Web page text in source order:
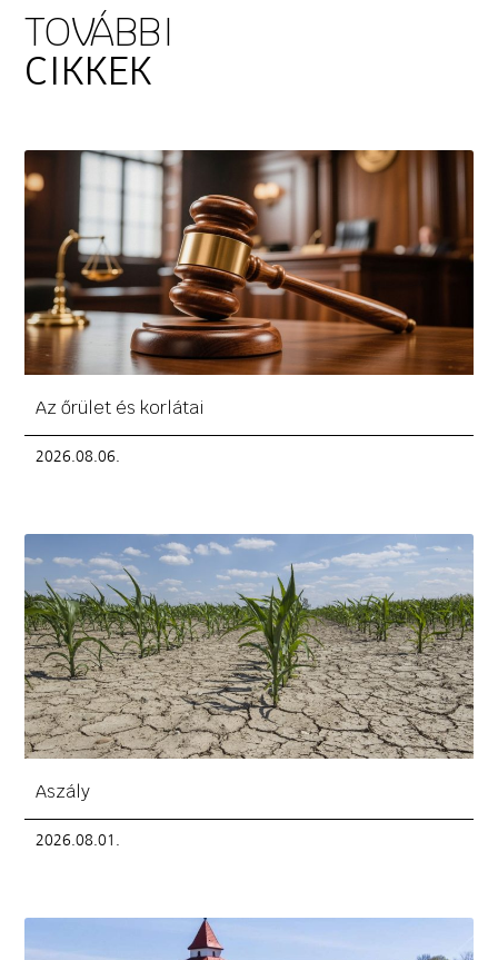
TOVÁBBI
CIKKEK
Az őrület és korlátai
2026.08.06.
Aszály
2026.08.01.